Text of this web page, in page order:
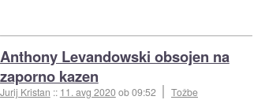
Anthony Levandowski obsojen na
zaporno kazen
Jurij Kristan :: 11. avg 2020ob 09:52 Tožbe